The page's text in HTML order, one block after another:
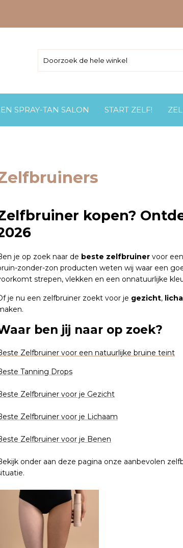
SPRAY-TAN SALON START ZELF!
kopen?
je op zoek naar de beste zelfbruiner voor
zonder-zon producten weten wij waar een
strepen, vlekken en een onnatuurlijke
je nu een zelfbruiner zoekt voor je gezicht,
ben jij naar op zoek?
Zelfbruiner voor een natuurlijke bruine teint
Tanning Drops
Zelfbruiner voor je Gezicht
Zelfbruiner voor je Lichaam
Zelfbruiner voor je Benen
onder aan deze pagina onze aanbevolen